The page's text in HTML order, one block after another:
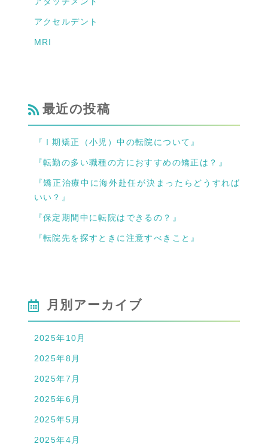
アクセルデント
MRI
最近の投稿
『Ⅰ期矯正（小児）中の転院について』
『転勤の多い職種の方におすすめの矯正は？』
『矯正治療中に海外赴任が決まったらどうすれば
いい？』
『保定期間中に転院はできるの？』
『転院先を探すときに注意すべきこと』
月別アーカイブ
2025年10月
2025年8月
2025年7月
2025年6月
2025年5月
2025年4月